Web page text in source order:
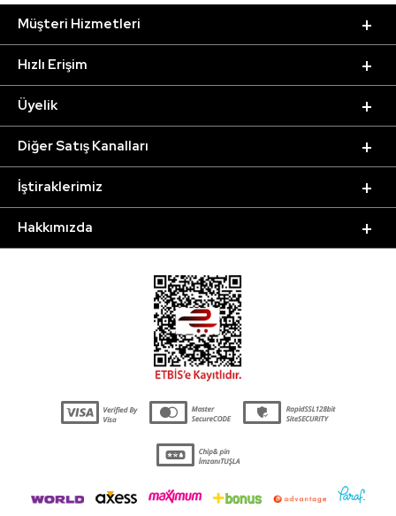
Müşteri Hizmetleri
Hızlı Erişim
Üyelik
Diğer Satış Kanalları
İştiraklerimiz
Hakkımızda